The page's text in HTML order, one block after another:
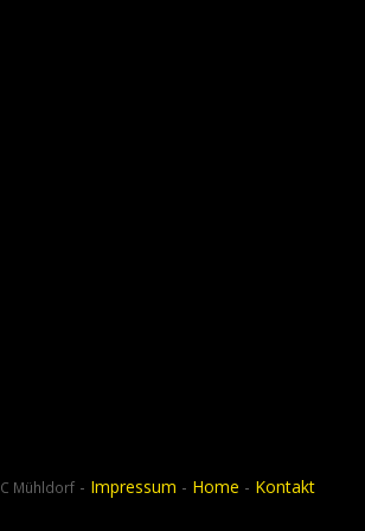
Mühldorf - Impressum - Home - Kontakt